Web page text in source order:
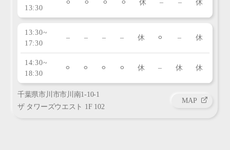
13:30
⚪︎ ⚪︎ ⚪︎ ⚪︎ 休 – – 休
13:30~
17:30
– – – – 休 ⚪︎ – 休
14:30~
18:30
⚪︎ ⚪︎ ⚪︎ ⚪︎ 休 – 休 休
千葉県市川市市川南1-10-1
ザ タワーズウエスト 1F 102
MAP